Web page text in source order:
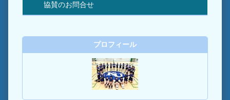
協賛のお問合せ
プロフィール